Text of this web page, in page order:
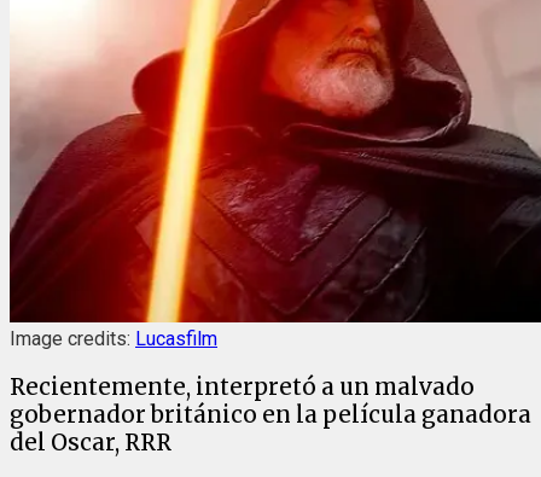
Image credits: Lucasfilm
Recientemente, interpretó a un malvado
gobernador británico en la película ganadora
del Oscar, RRR